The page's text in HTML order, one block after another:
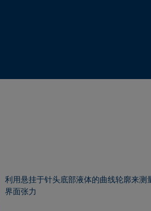
利用悬挂于针头底部液体的曲线轮廓来测
界面张力